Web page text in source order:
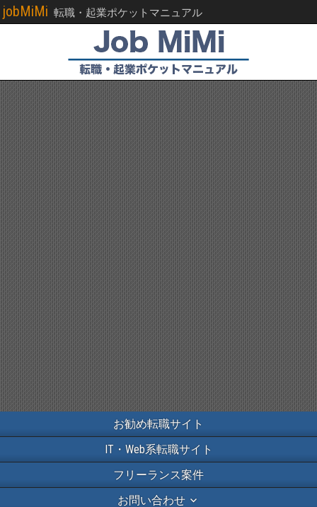
jobMiMi 転職・起業ポケットマニュアル
お勧め転職サイト
IT・Web系転職サイト
フリーランス案件
お問い合わせ